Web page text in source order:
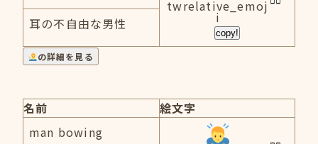
twrelative_emoj
i
copy!
耳の不自由な男性
の詳細を見る
名前
絵文字
man bowing